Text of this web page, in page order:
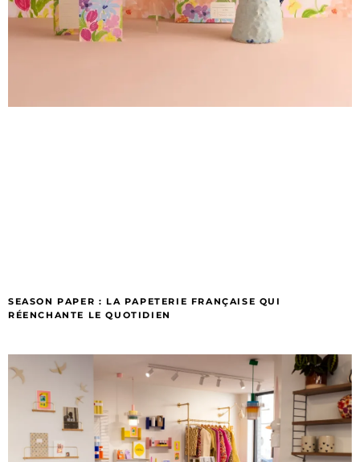
SEASON PAPER : LA PAPETERIE FRANÇAISE QUI
RÉENCHANTE LE QUOTIDIEN